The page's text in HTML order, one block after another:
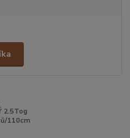
2.5Tog
110cm